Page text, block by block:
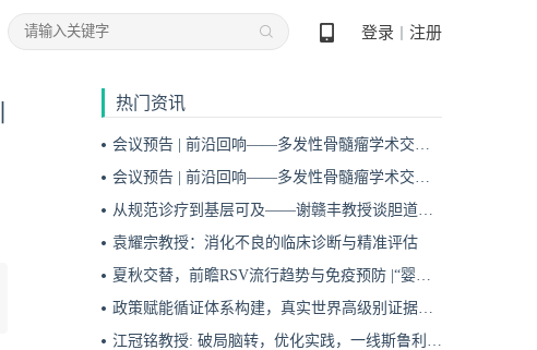
登录 注册
热门资讯
会议预告 | 前沿回响——多发性骨髓瘤学术交流会第十八期即将启幕！
会议预告 | 前沿回响——多发性骨髓瘤学术交流会第十九期即将启幕！
从规范诊疗到基层可及——谢赣丰教授谈胆道肿瘤防治的本土化实践之路
袁耀宗教授：消化不良的临床诊断与精准评估
夏秋交替，前瞻RSV流行趋势与免疫预防 |“婴儿RSV预防圆桌派”专题访谈
政策赋能循证体系构建，真实世界高级别证据夯实斯鲁利单抗一线治疗广泛期小细胞肺癌临床地位
江冠铭教授: 破局脑转，优化实践，一线斯鲁利单抗联合化疗为小细胞肺癌脑转移患者带来颅内与全身双重获益